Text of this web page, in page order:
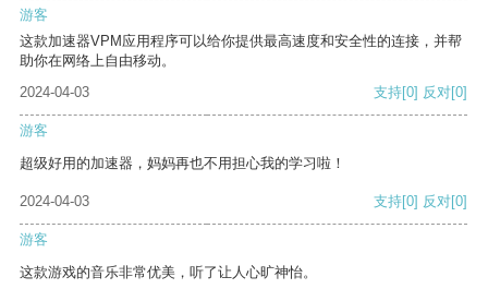
游客
这款加速器VPM应用程序可以给你提供最高速度和安全性的连接，并帮
助你在网络上自由移动。
2024-04-03
支持[0] 反对[0]
游客
超级好用的加速器，妈妈再也不用担心我的学习啦！
2024-04-03 支持[0] 反对[0]
游客
这款游戏的音乐非常优美，听了让人心旷神怡。